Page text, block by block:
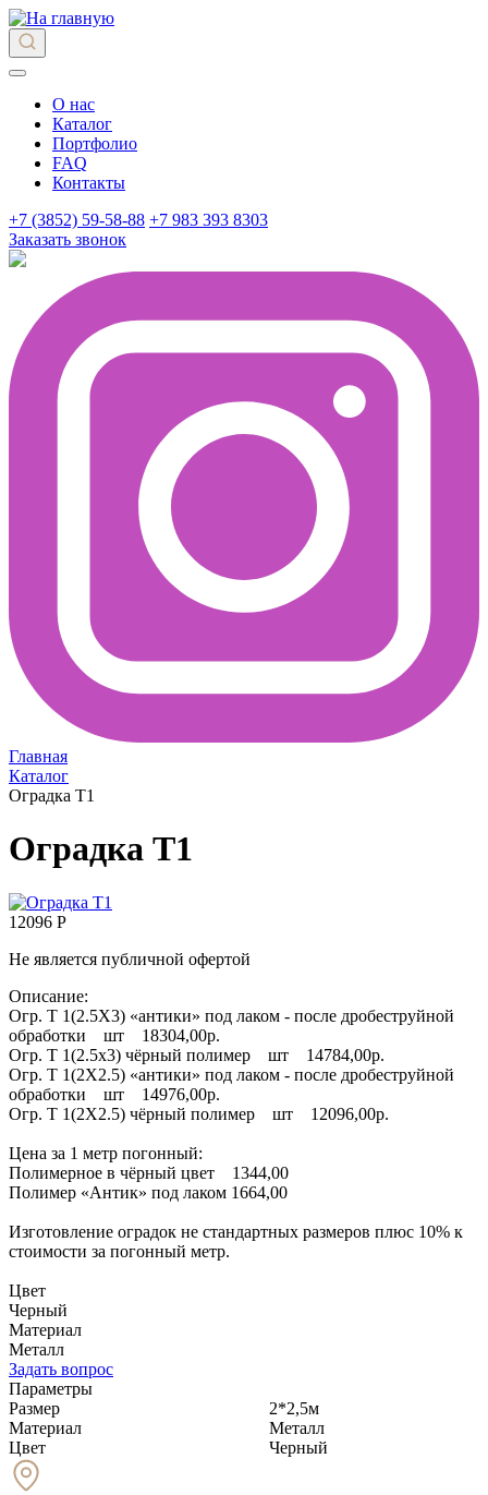
О нас
Каталог
Портфолио
FAQ
Контакты
+7 (3852) 59-58-88 +7 983 393 8303
Заказать звонок
Главная
Каталог
Оградка Т1
Оградка Т1
12096 Р
Не является публичной офертой
Описание:
Огр. Т 1(2.5Х3) «антики» под лаком - после дробеструйной
обработки шт 18304,00р.
Огр. Т 1(2.5х3) чёрный полимер шт 14784,00р.
Огр. Т 1(2Х2.5) «антики» под лаком - после дробеструйной
обработки шт 14976,00р.
Огр. Т 1(2Х2.5) чёрный полимер шт 12096,00р.
Цена за 1 метр погонный:
Полимерное в чёрный цвет 1344,00
Полимер «Антик» под лаком 1664,00
Изготовление оградок не стандартных размеров плюс 10% к
стоимости за погонный метр.
Цвет
Черный
Материал
Металл
Задать вопрос
Параметры
Размер
2*2,5м
Материал
Металл
Цвет
Черный